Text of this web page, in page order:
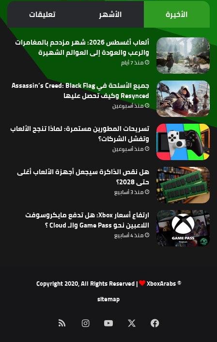
الموقع
RSS
الأخيرة الأشهر تعليقات
ألعاب أغسطس 2026: شهر مزدحم بالمغامرات
والرعب والعودة إلى العوالم الشهيرة
منذ 7 أيام
جميع الأسلحة في Assassin’s Creed: Black Flag
Resynced وكيف تحصل عليها
منذ أسبوعين
تسريحات المطورين مستمرة: لماذا تنجح الألعاب
وتفشل الشركات؟
منذ أسبوعين
هل نقص الذاكرة سيجعل أجهزة الألعاب أغلى
حتى 2028؟
منذ 3 أسابيع
ارتفاع أسعار Xbox: هل تدفع مايكروسوفت
اللاعبين نحو Game Pass والـ Cloud ؟
منذ 4 أسابيع
© Copyright 2020, All Rights Reserved |
XboxArabs
sitemap
فيسبوك ‫YouTube انستقرام